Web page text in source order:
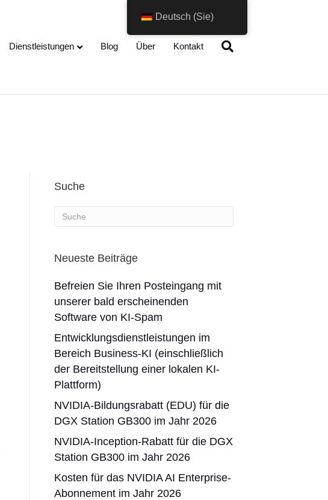
Dienstleistungen Blog Über Kontakt
Suche
Neueste Beiträge
Befreien Sie Ihren Posteingang mit
unserer bald erscheinenden
Software von KI-Spam
Entwicklungsdienstleistungen im
Bereich Business-KI (einschließlich
der Bereitstellung einer lokalen KI-
Plattform)
NVIDIA-Bildungsrabatt (EDU) für die
DGX Station GB300 im Jahr 2026
NVIDIA-Inception-Rabatt für die DGX
Station GB300 im Jahr 2026
Kosten für das NVIDIA AI Enterprise-
Abonnement im Jahr 2026
Deutsch (Sie)